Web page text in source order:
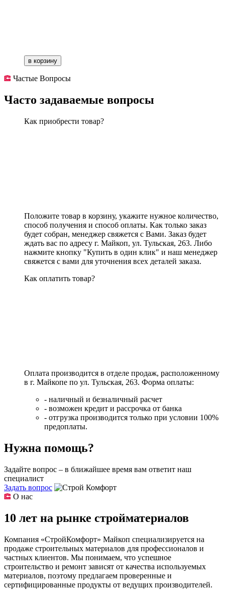
в корзину
Частые Вопросы
Часто задаваемые вопросы
Как приобрести товар?
Положите товар в корзину, укажите нужное количество,
способ получения и способ оплаты. Как только заказ
будет собран, менеджер свяжется с Вами. Заказ будет
ждать вас по адресу г. Майкоп, ул. Тульская, 263. Либо
нажмите кнопку "Купить в один клик" и наш менеджер
свяжется с вами для уточнения всех деталей заказа.
Как оплатить товар?
Оплата производится в отделе продаж, расположенному
в г. Майкопе по ул. Тульская, 263. Форма оплаты:
- наличный и безналичный расчет
- возможен кредит и рассрочка от банка
- отгрузка производится только при условии 100%
предоплаты.
Нужна помощь?
Задайте вопрос – в ближайшее время вам ответит наш
специалист
Задать вопрос
О нас
10 лет на рынке стройматериалов
Компания «СтройКомфорт» Майкоп специализируется на
продаже строительных материалов для профессионалов и
частных клиентов. Мы понимаем, что успешное
строительство и ремонт зависят от качества используемых
материалов, поэтому предлагаем проверенные и
сертифицированные продукты от ведущих производителей.